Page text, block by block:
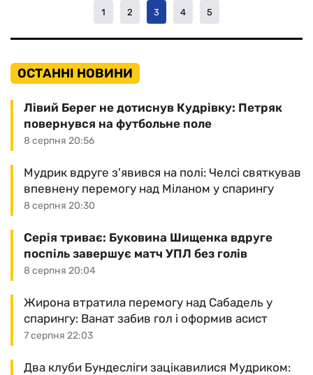
1 2 3 4 5
ОСТАННІ НОВИНИ
8 серпня 20:56
Лівий Берег не дотиснув Кудрівку: Петряк
повернувся на футбольне поле
8 серпня 20:30
Мудрик вдруге з'явився на полі: Челсі святкував
впевнену перемогу над Міланом у спарингу
8 серпня 20:04
Серія триває: Буковина Шищенка вдруге
поспіль завершує матч УПЛ без голів
7 серпня 22:03
Жирона втратила перемогу над Сабадель у
спарингу: Ванат забив гол і оформив асист
Два клуби Бундесліги зацікавилися Мудриком: